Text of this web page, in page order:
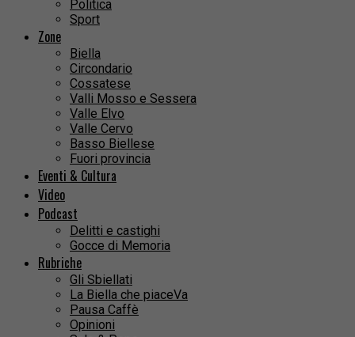
Politica
Sport
Zone
Biella
Circondario
Cossatese
Valli Mosso e Sessera
Valle Elvo
Valle Cervo
Basso Biellese
Fuori provincia
Eventi & Cultura
Video
Podcast
Delitti e castighi
Gocce di Memoria
Rubriche
Gli Sbiellati
La Biella che piaceVa
Pausa Caffè
Opinioni